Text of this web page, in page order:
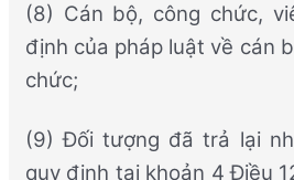
(8) Cán bộ, công chức,
định của pháp luật về cán
chức;
(9) Đối tượng đã trả lại
quy định tại khoản 4 Điều